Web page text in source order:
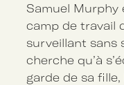
Samuel Murphy
camp de travail
surveillant sans
cherche qu’à
garde de sa